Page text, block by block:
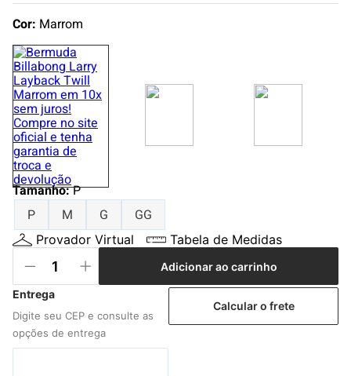
Cor: Marrom
Tamanho:P
P
M G GG
Provador Virtual Tabela de Medidas
Adicionar ao carrinho
Calcular o frete
6º
bermuda
8º
carteira
9º
mochila
10º chinelo